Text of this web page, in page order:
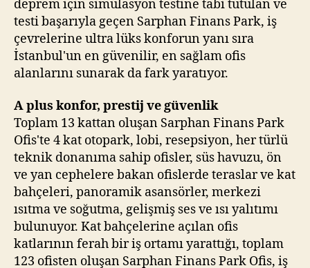
deprem için simülasyon testine tabi tutulan ve
testi başarıyla geçen Sarphan Finans Park, iş
çevrelerine ultra lüks konforun yanı sıra
İstanbul'un en güvenilir, en sağlam ofis
alanlarını sunarak da fark yaratıyor.
A plus konfor, prestij ve güvenlik
Toplam 13 kattan oluşan Sarphan Finans Park
Ofis'te 4 kat otopark, lobi, resepsiyon, her türlü
teknik donanıma sahip ofisler, süs havuzu, ön
ve yan cephelere bakan ofislerde teraslar ve kat
bahçeleri, panoramik asansörler, merkezi
ısıtma ve soğutma, gelişmiş ses ve ısı yalıtımı
bulunuyor. Kat bahçelerine açılan ofis
katlarının ferah bir iş ortamı yarattığı, toplam
123 ofisten oluşan Sarphan Finans Park Ofis, iş